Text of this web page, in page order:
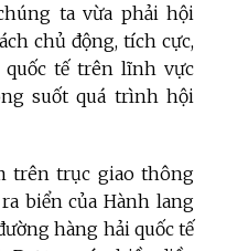
ta vừa phải hội
chủ động, tích cực,
tế trên lĩnh vực
suốt quá trình hội
trên trục giao thông
biển của Hành lang
hàng hải quốc tế